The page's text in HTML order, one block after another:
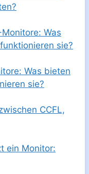
Was
sie?
Was bieten
sie?
CCFL,
ein Monitor: